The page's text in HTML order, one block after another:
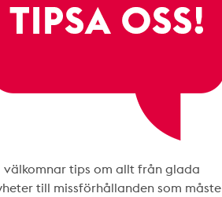
välkomnar tips om allt från glada
till missförhållanden som måste